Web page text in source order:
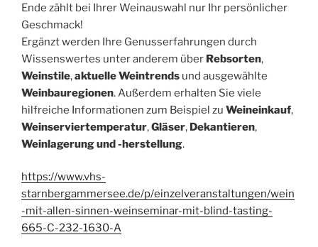
Ende zählt bei Ihrer Weinauswahl nur Ihr persönlicher
Geschmack!
Ergänzt werden Ihre Genusserfahrungen durch
Wissenswertes unter anderem über Rebsorten,
Weinstile,aktuelle Weintrends und ausgewählte
Weinbauregionen. Außerdem erhalten Sie viele
hilfreiche Informationen zum Beispiel zu Weineinkauf,
Weinserviertemperatur,Gläser, Dekantieren,
Weinlagerung und -herstellung.
https://www.vhs-
starnbergammersee.de/p/einzelveranstaltungen/wein
-mit-allen-sinnen-weinseminar-mit-blind-tasting-
665-C-232-1630-A